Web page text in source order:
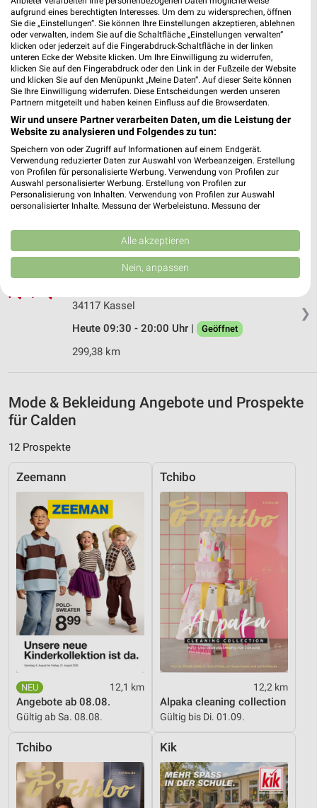
KiK Kassel Stern
Kurt-Schumacher Straße 7
34117 Kassel Stern
Heute 09:00 - 20:00 Uhr | Geöffnet
299,28 km • Angebote: 1 Prospekt
Ernsting's family Kassel
Untere Königsstraße 58
34117 Kassel
Heute 09:30 - 20:00 Uhr | Geöffnet
299,25 km
❯
H&M Kassel
34117 Kassel
Heute 09:30 - 20:00 Uhr |
Geöffnet
299,38 km
Mode & Bekleidung Angebote und Prospekte
für Calden
12 Prospekte
Zeemann
12,1 km
Angebote ab 08.08.
Gültig ab Sa. 08.08.
Tchibo
12,2 km
Alpaka cleaning collection
Gültig bis Di. 01.09.
Tchibo Kik
aufgrund eines berechtigten Interesses. Um dem zu widersprechen, öffnen
Sie die „Einstellungen“. Sie können Ihre Einstellungen akzeptieren, ablehnen
oder verwalten, indem Sie auf die Schaltfläche „Einstellungen verwalten“
klicken oder jederzeit auf die Fingerabdruck-Schaltfläche in der linken
unteren Ecke der Website klicken. Um Ihre Einwilligung zu widerrufen,
klicken Sie auf den Fingerabdruck oder den Link in der Fußzeile der Website
und klicken Sie auf den Menüpunkt „Meine Daten“. Auf dieser Seite können
Sie Ihre Einwilligung widerrufen. Diese Entscheidungen werden unseren
Partnern mitgeteilt und haben keinen Einfluss auf die Browserdaten.
Wir und unsere Partner verarbeiten Daten, um die Leistung der
Website zu analysieren und Folgendes zu tun:
Speichern von oder Zugriff auf Informationen auf einem Endgerät.
Verwendung reduzierter Daten zur Auswahl von Werbeanzeigen. Erstellung
von Profilen für personalisierte Werbung. Verwendung von Profilen zur
Auswahl personalisierter Werbung. Erstellung von Profilen zur
Personalisierung von Inhalten. Verwendung von Profilen zur Auswahl
personalisierter Inhalte. Messung der Werbeleistung. Messung der
Kombinationen von Daten aus verschiedenen Quellen. Entwicklung und
Verbesserung der Angebote. Verwendung reduzierter Daten zur Auswahl
von Inhalten.
Daten können außerhalb der Europäischen Union weitergegeben und in die
Website/App.
IAB-Verarbeitungszwecke:
Verwendung reduzierter Daten zur Auswahl von
Werbeanzeigen
Verwendung von Profilen zur Auswahl
personalisierter Werbung
Erstellung von Profilen zur Personalisierung
von Inhalten
Verwendung von Profilen zur Auswahl
personalisierter Inhalte
Messung der Werbeleistung
Messung der Performance von Inhalten
Analyse von Zielgruppen durch Statistiken oder
Kombinationen von Daten aus verschiedenen
Quellen
Verwendung reduzierter Daten zur Auswahl von
Inhalten
IAB-Besonderheiten:
Alle akzeptieren
Nein, anpassen